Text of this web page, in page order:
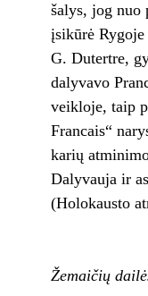
šalys, jog nuo
įsikūrė
G. Dutertre,
dalyvavo
veikloje, taip
Francais“
karių
Dalyvauja ir
(Holokausto
Žemaičių